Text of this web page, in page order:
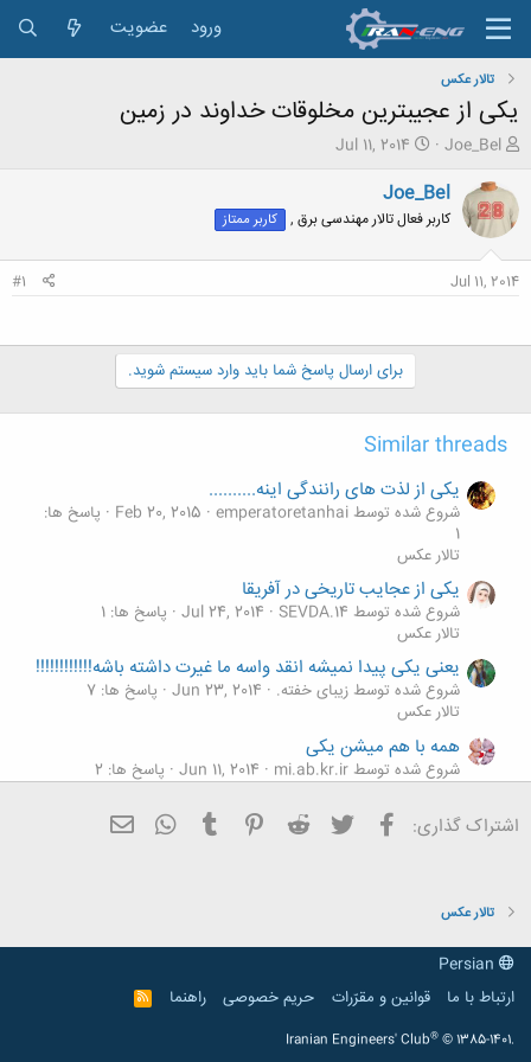
ورود عضویت
تالار عکس
یکی از عجیبترین مخلوقات خداوند در زمین
ش
و
ع
ک
ع
Joe_Bel
ت
ر
ی
خ
Jul 11, 2014
Joe_Bel
کاربر فعال تالار مهندسی برق , کاربر ممتاز
Jul 11, 2014
#1
برای ارسال پاسخ شما باید وارد سیستم شوید.
Similar threads
یکی از لذت های رانندگی اینه..........
شروع شده توسط emperatoretanhai Feb 20, 2015
پاسخ ها:
1
تالار عکس
یکی از عجایب تاریخی در آفریقا
شروع شده توسط SEVDA.14 Jul 24, 2014 پاسخ ها: 1
تالار عکس
یعنی یکی پیدا نمیشه انقد واسه ما غیرت داشته باشه!!!!!!!!!!!!
شروع شده توسط زیبای خفته. Jun 23, 2014 پاسخ ها: 7
تالار عکس
همه با هم میشن یکی
شروع شده توسط mi.ab.kr.ir Jun 11, 2014 پاسخ ها: 2
غـار ریـدفلوت(Reed Flute) ، یکی از شگفت انگیـزترین
اشتراک گذاری: فیسبوک تویتر Reddit
Pinterest
Tumblr
WhatsApp
تالار عکس
ارتباط با ما
قوانین و مقرّرات حریم خصوصی راهنما
R
S
Iranian Engineers' Club® © 1385-1401.